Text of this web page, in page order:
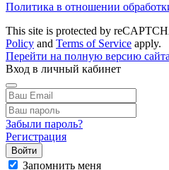
Политика в отношении
This site is protected by
Policy and Terms of Service apply.
Перейти на полную версию сайта
Вход в личный кабинет
Забыли пароль?
Регистрация
Войти
Запомнить меня